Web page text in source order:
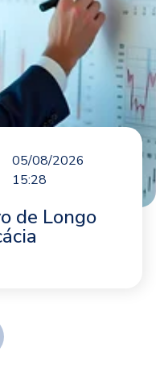
05/08/2026
15:28
de Longo